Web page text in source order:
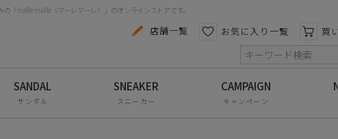
maRe maRe（マーレマーレ）」のオンラインストアです。
店舗一覧 お気に入り一覧 買
サンダル スニーカー キャンペーン
コンフォートシューズ
パンプス
スニーカー
色から探す